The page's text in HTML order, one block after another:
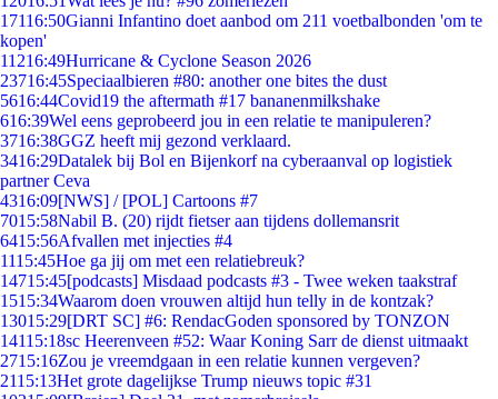
17116:50Gianni Infantino doet aanbod om 211 voetbalbonden 'om te
kopen'
11216:49Hurricane & Cyclone Season 2026
23716:45Speciaalbieren #80: another one bites the dust
5616:44Covid19 the aftermath #17 bananenmilkshake
616:39Wel eens geprobeerd jou in een relatie te manipuleren?
3716:38GGZ heeft mij gezond verklaard.
3416:29Datalek bij Bol en Bijenkorf na cyberaanval op logistiek
partner Ceva
4316:09[NWS] / [POL] Cartoons #7
7015:58Nabil B. (20) rijdt fietser aan tijdens dollemansrit
6415:56Afvallen met injecties #4
1115:45Hoe ga jij om met een relatiebreuk?
14715:45[podcasts] Misdaad podcasts #3 - Twee weken taakstraf
1515:34Waarom doen vrouwen altijd hun telly in de kontzak?
13015:29[DRT SC] #6: RendacGoden sponsored by TONZON
14115:18sc Heerenveen #52: Waar Koning Sarr de dienst uitmaakt
2715:16Zou je vreemdgaan in een relatie kunnen vergeven?
2115:13Het grote dagelijkse Trump nieuws topic #31